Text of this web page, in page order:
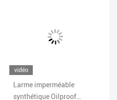
vidéo
Larme imperméable
synthétique Oilproof